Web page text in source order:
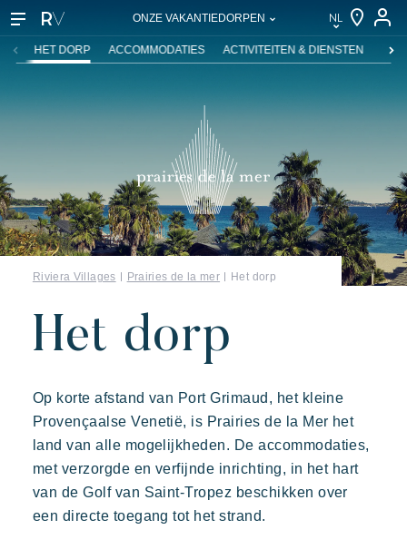
NL
NL
ONZE VAKANTIEDORPEN
Onze vakantiedorpen
Ontdek Riviera Villages
De Riviera Villages ervaring
De kunst van gastvrijheid
HET DORP ACCOMMODATIES ACTIVITEITEN & DIENSTEN
Riviera Villages Prairies de la mer Het dorp
Het dorp
Op korte afstand van Port Grimaud, het kleine
Provençaalse Venetië, is Prairies de la Mer het
land van alle mogelijkheden. De accommodaties,
met verzorgde en verfijnde inrichting, in het hart
van de Golf van Saint-Tropez beschikken over
een directe toegang tot het strand.